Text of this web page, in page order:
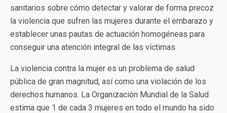
sanitarios sobre cómo detectar y valorar de forma precoz
la violencia que sufren las mujeres durante el embarazo y
establecer unas pautas de actuación homogéneas para
conseguir una atención integral de las víctimas.
La violencia contra la mujer es un problema de salud
pública de gran magnitud, así como una violación de los
derechos humanos. La Organización Mundial de la Salud
estima que 1 de cada 3 mujeres en todo el mundo ha sido